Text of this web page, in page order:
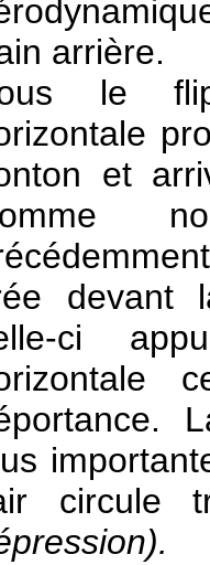
arrière.
le
et
devant
ci